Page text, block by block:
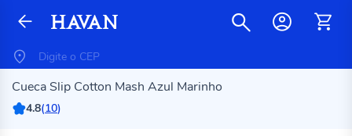
Cueca Slip Cotton Mash Azul Marinho
4.8(10)